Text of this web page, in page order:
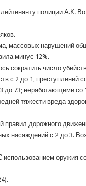
полиции А.К.
массовых нарушений
минус 12%.
сократить число
с 2 до 1, преступлений
до 73; неработающими со
тяжести вреда
правил дорожного
насаждений с 2 до 3.
использованием оружия